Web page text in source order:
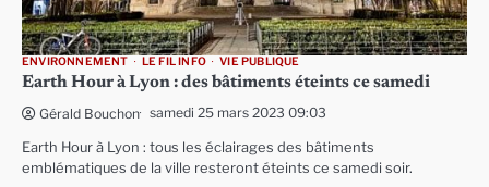
ENVIRONNEMENT LE FIL INFO VIE PUBLIQUE
Earth Hour à Lyon : des bâtiments éteints ce samedi
Gérald Bouchon samedi 25 mars 2023 09:03
Earth Hour à Lyon : tous les éclairages des bâtiments
emblématiques de la ville resteront éteints ce samedi soir.